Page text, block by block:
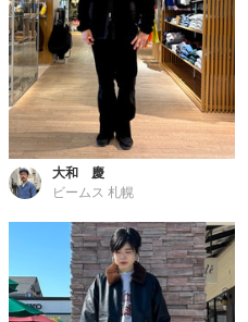
大和 慶
ビームス 札幌